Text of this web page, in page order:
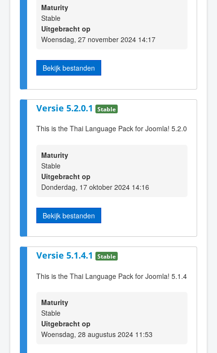
Maturity
Stable
Uitgebracht op
Woensdag, 27 november 2024 14:17
Bekijk bestanden
Versie 5.2.0.1 Stable
This is the Thai Language Pack for Joomla! 5.2.0
Maturity
Stable
Uitgebracht op
Donderdag, 17 oktober 2024 14:16
Bekijk bestanden
Versie 5.1.4.1 Stable
This is the Thai Language Pack for Joomla! 5.1.4
Maturity
Stable
Uitgebracht op
Woensdag, 28 augustus 2024 11:53